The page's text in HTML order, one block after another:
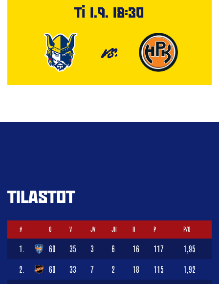
Ti 1.9. 18:30
VS.
TILASTOT
# O V JV JH H P P/O
1. 60 35 3 6 16 117 1,95
2. 60 33 7 2 18 115 1,92